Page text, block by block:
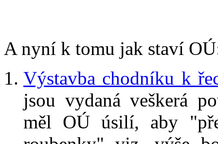
A nyní k tomu jak staví
Výstavba chodníku k
jsou vydaná veškerá
měl OÚ úsilí, aby